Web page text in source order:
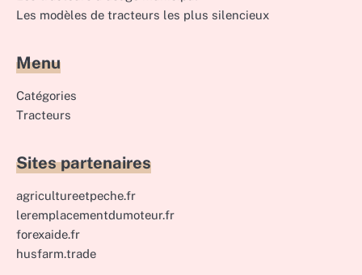
Les modèles de tracteurs les plus silencieux
Menu
Catégories
Tracteurs
Sites partenaires
agricultureetpeche.fr
leremplacementdumoteur.fr
forexaide.fr
husfarm.trade